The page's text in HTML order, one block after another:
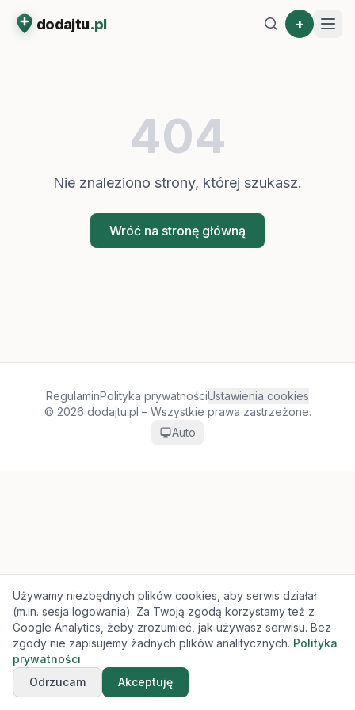
dodajtu.pl +
404
Nie znaleziono strony, której szukasz.
Wróć na stronę główną
RegulaminPolityka prywatnościUstawienia cookies
© 2026 dodajtu.pl – Wszystkie prawa zastrzeżone.
Auto
Używamy niezbędnych plików cookies, aby serwis działał
(m.in. sesja logowania). Za Twoją zgodą korzystamy też z
Google Analytics, żeby zrozumieć, jak używasz serwisu. Bez
zgody nie zapisujemy żadnych plików analitycznych. Polityka
prywatności
Odrzucam
Akceptuję